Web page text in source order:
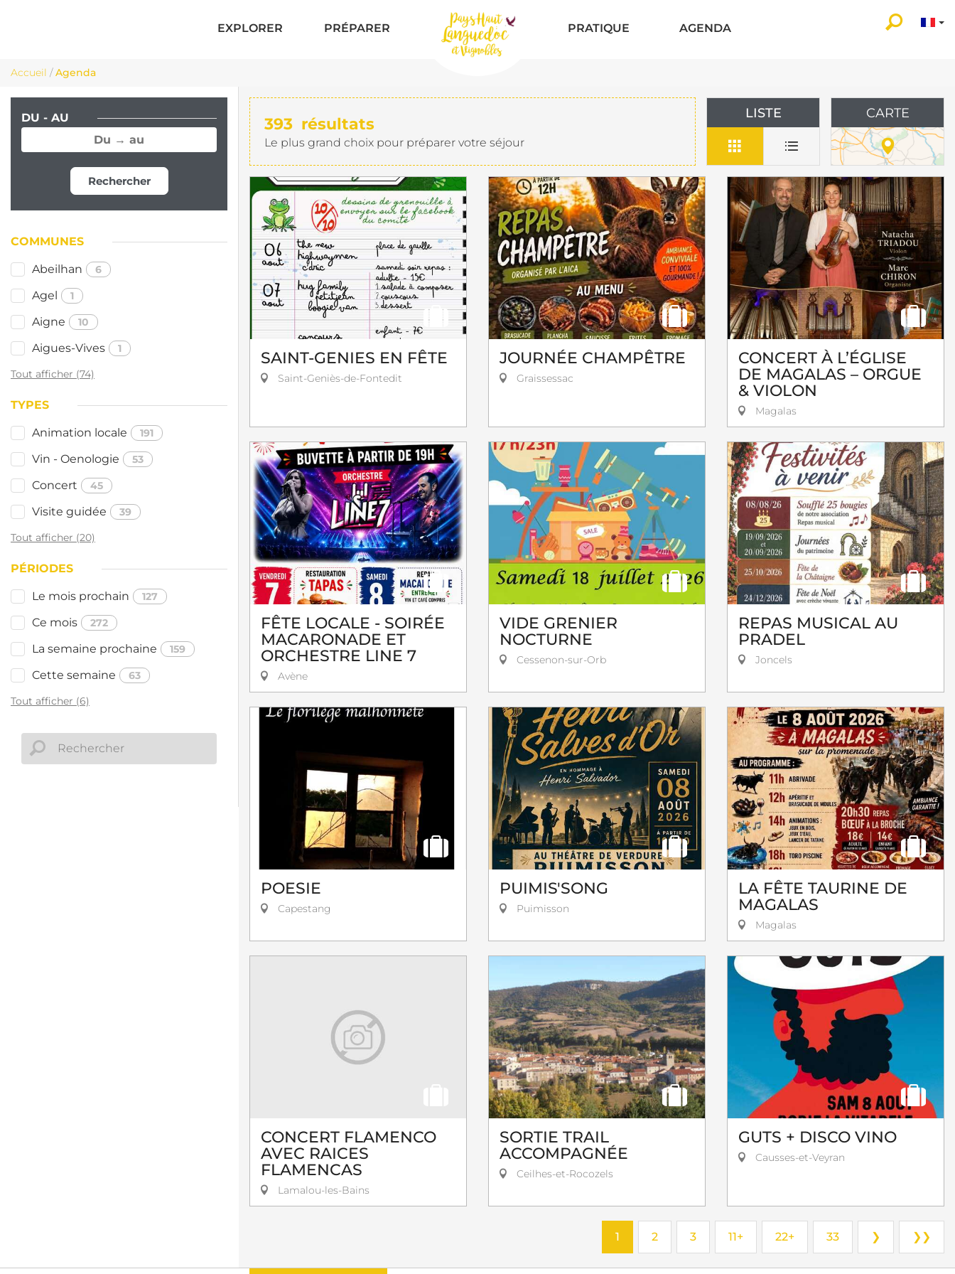
EXPLORER PRÉPARER PRATIQUE AGENDA
Accueil /Agenda
DU - AU
Rechercher
COMMUNES
Abeilhan 6
Agel 1
Aigne 10
Aigues-Vives
1
Tout afficher (74)
TYPES
Animation locale 191
Vin - Oenologie 53
Concert 45
Visite guidée
39
Tout afficher (20)
PÉRIODES
Le mois prochain 127
Ce mois 272
La semaine prochaine 159
Cette semaine
63
Tout afficher (6)
393 résultats
Le plus grand choix pour préparer votre séjour
LISTE CARTE
SAINT-GENIES EN FÊTE
Saint-Geniès-de-Fontedit
JOURNÉE CHAMPÊTRE
Graissessac
CONCERT À L’ÉGLISE
DE MAGALAS – ORGUE
& VIOLON
Magalas
FÊTE LOCALE - SOIRÉE
MACARONADE ET
ORCHESTRE LINE 7
Avène
VIDE GRENIER
NOCTURNE
Cessenon-sur-Orb
REPAS MUSICAL AU
PRADEL
Joncels
POESIE
Capestang
PUIMIS'SONG
Puimisson
LA FÊTE TAURINE DE
MAGALAS
Magalas
CONCERT FLAMENCO
AVEC RAICES
FLAMENCAS
Lamalou-les-Bains
SORTIE TRAIL
ACCOMPAGNÉE
Ceilhes-et-Rocozels
GUTS + DISCO VINO
Causses-et-Veyran
1 2 3 11+ 22+ 33 ❯ ❯❯